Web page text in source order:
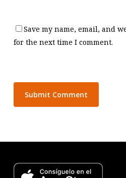
Save my name, email, and
for the next time I comment.